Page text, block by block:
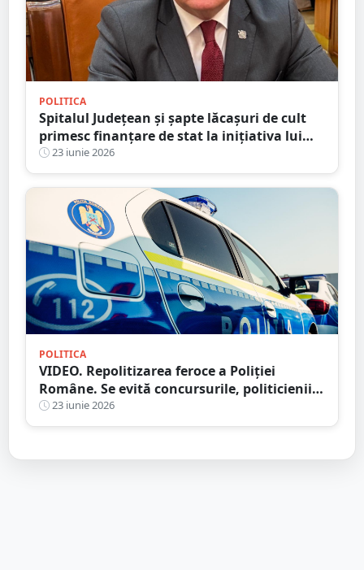
POLITICA
Spitalul Județean și șapte lăcașuri de cult
primesc finanțare de stat la inițiativa lui
Mircea Govor. S-au semnat contractele
23 iunie 2026
POLITICA
VIDEO. Repolitizarea feroce a Poliției
Române. Se evită concursurile, politicienii
își fac jocurile
23 iunie 2026